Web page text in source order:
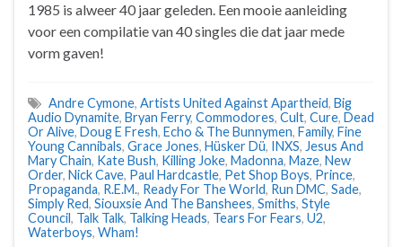
1985 is alweer 40 jaar geleden. Een mooie aanleiding
voor een compilatie van 40 singles die dat jaar mede
vorm gaven!
Andre Cymone, Artists United Against Apartheid, Big
Audio Dynamite, Bryan Ferry, Commodores, Cult, Cure, Dead
Or Alive, Doug E Fresh, Echo & The Bunnymen, Family, Fine
Young Cannibals, Grace Jones, Hüsker Dü, INXS, Jesus And
Mary Chain, Kate Bush, Killing Joke, Madonna, Maze, New
Order, Nick Cave, Paul Hardcastle, Pet Shop Boys, Prince,
Propaganda, R.E.M., Ready For The World, Run DMC, Sade,
Simply Red, Siouxsie And The Banshees, Smiths, Style
Council, Talk Talk, Talking Heads, Tears For Fears, U2,
Waterboys, Wham!